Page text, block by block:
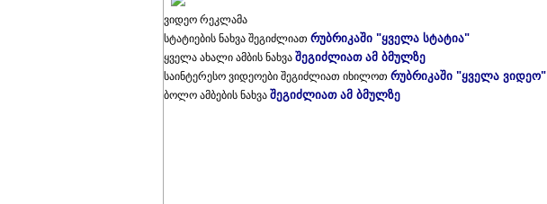
ვიდეო რეკლამა
სტატიების ნახვა შეგიძლიათ რუბრიკაში "ყველა სტატია"
ყველა ახალი ამბის ნახვა შეგიძლიათ ამ ბმულზე
საინტერესო ვიდეოები შეგიძლიათ იხილოთ რუბრიკაში "ყველა ვიდეო"
ბოლო ამბების ნახვა შეგიძლიათ ამ ბმულზე